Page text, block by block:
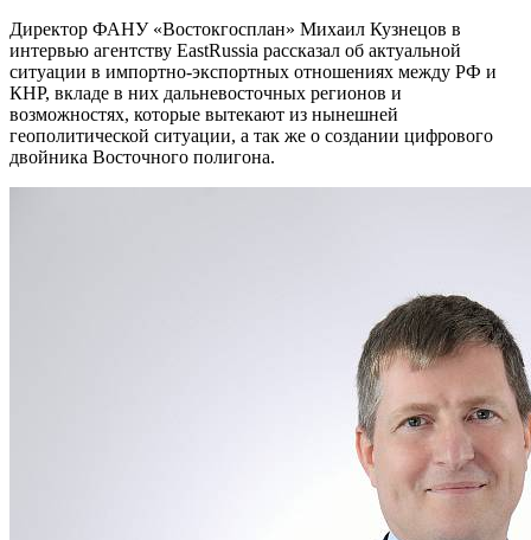
Директор ФАНУ «Востокгосплан» Михаил Кузнецов в
интервью агентству EastRussia рассказал об актуальной
ситуации в импортно-экспортных отношениях между РФ и
КНР, вкладе в них дальневосточных регионов и
возможностях, которые вытекают из нынешней
геополитической ситуации, а так же о создании цифрового
двойника Восточного полигона.